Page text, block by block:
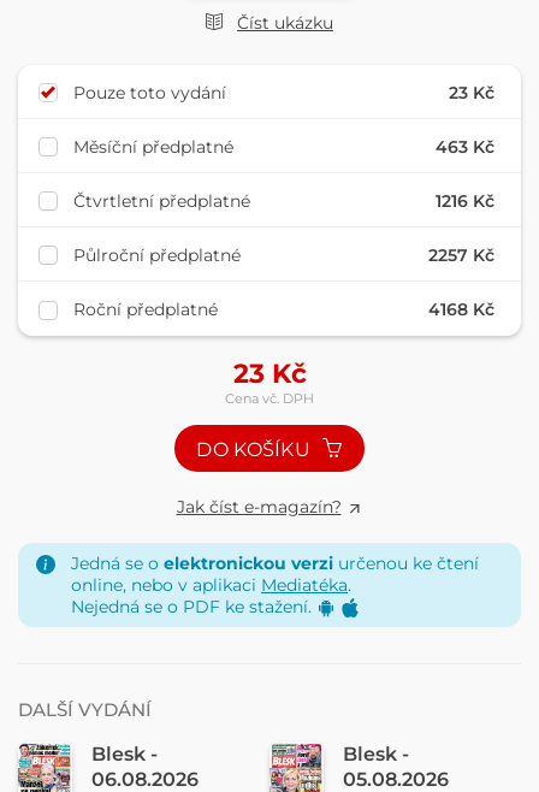
Číst ukázku
Pouze toto vydání 23 Kč
Měsíční předplatné 463 Kč
Čtvrtletní předplatné 1216 Kč
Půlroční předplatné 2257 Kč
Roční předplatné 4168 Kč
23Kč
Cena vč. DPH
DO KOŠÍKU
Jak číst e-magazín?
Jedná se o elektronickou verzi určenou ke čtení
online, nebo v aplikaci Mediatéka.
Nejedná se o PDF ke stažení.
DALŠÍ VYDÁNÍ
Blesk -
06.08.2026
Blesk -
05.08.2026